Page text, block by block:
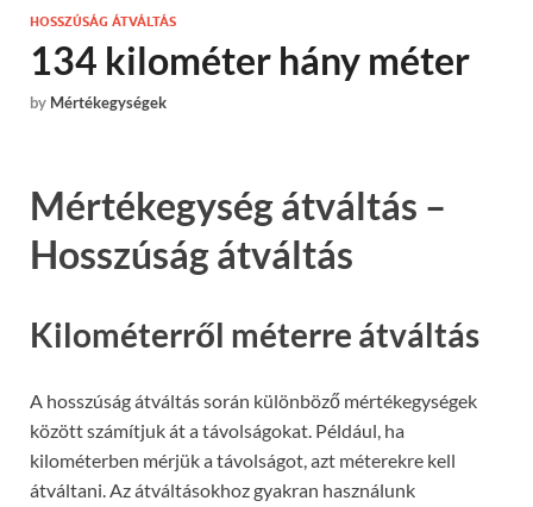
HOSSZÚSÁG ÁTVÁLTÁS
134 kilométer hány méter
by Mértékegységek
Mértékegység átváltás –
Hosszúság átváltás
Kilométerről méterre átváltás
A hosszúság átváltás során különböző mértékegységek
között számítjuk át a távolságokat. Például, ha
kilométerben mérjük a távolságot, azt méterekre kell
átváltani. Az átváltásokhoz gyakran használunk